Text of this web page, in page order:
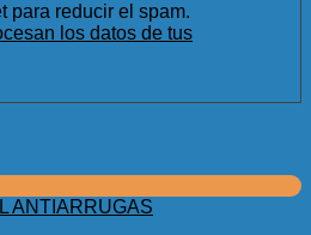
para reducir el spam.
los datos de tus